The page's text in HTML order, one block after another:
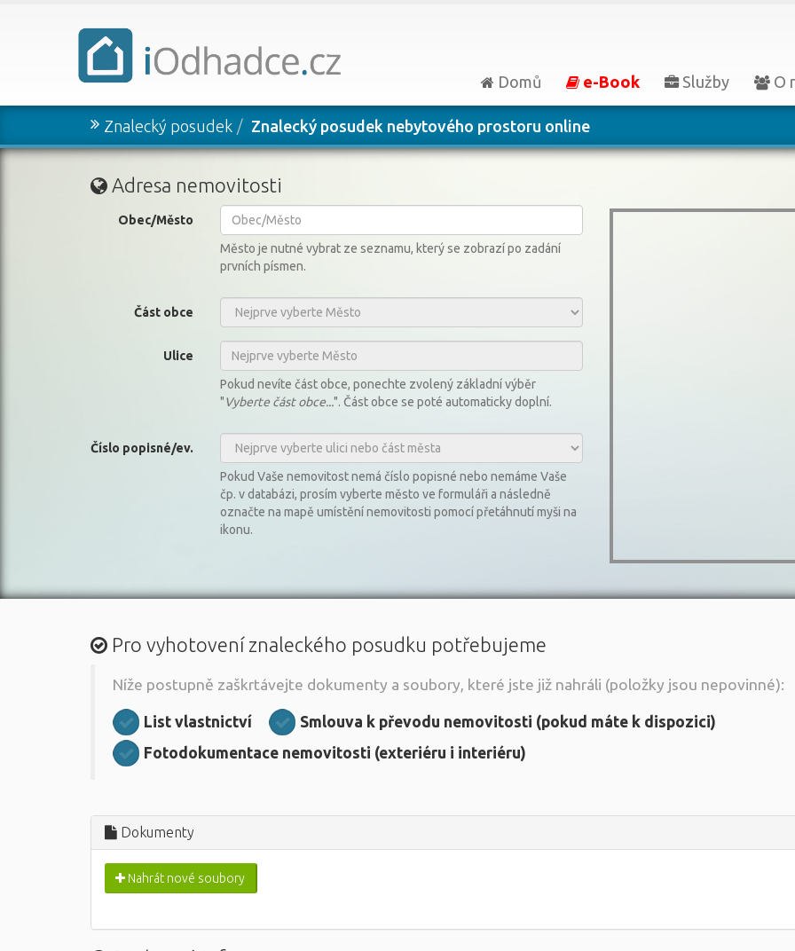
Domů e-Book Služby O
Znalecký posudek Znalecký posudek nebytového prostoru online
Adresa nemovitosti
Obec/Město
Město je nutné vybrat ze seznamu, který se zobrazí po zadání
prvních písmen.
Část obce
Ulice
Pokud nevíte část obce, ponechte zvolený základní výběr
"Vyberte část obce...". Část obce se poté automaticky doplní.
Číslo popisné/ev.
Pokud Vaše nemovitost nemá číslo popisné nebo nemáme Vaše
čp. v databázi, prosím vyberte město ve formuláři a následně
označte na mapě umístění nemovitosti pomocí přetáhnutí myši na
ikonu.
Pro vyhotovení znaleckého posudku potřebujeme
Níže postupně zaškrtávejte dokumenty a soubory, které jste již nahráli (položky jsou nepovinné):
List vlastnictví
Smlouva k převodu nemovitosti (pokud máte k dispozici)
Fotodokumentace nemovitosti (exteriéru i interiéru)
Dokumenty
Nahrát nové soubory